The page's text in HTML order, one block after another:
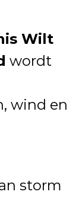
Wilt
wordt
wind en
storm